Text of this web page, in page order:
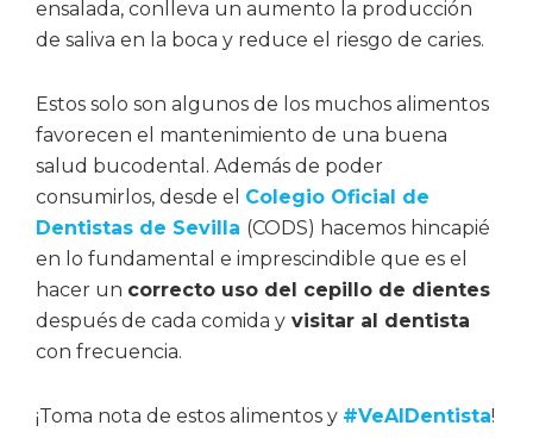
ensalada, conlleva un aumento la producción
de saliva en la boca y reduce el riesgo de caries.
Estos solo son algunos de los muchos alimentos
favorecen el mantenimiento de una buena
salud bucodental. Además de poder
consumirlos, desde el Colegio Oficial de
Dentistas de Sevilla (CODS) hacemos hincapié
en lo fundamental e imprescindible que es el
hacer un correcto uso del cepillo de dientes
después de cada comida y visitar al dentista
con frecuencia.
¡Toma nota de estos alimentos y #VeAlDentista!